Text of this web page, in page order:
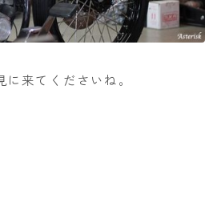
来てくださいね。